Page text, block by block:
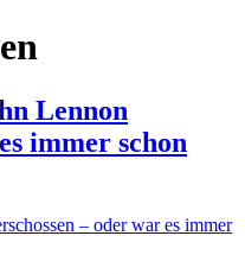
Lennon
immer schon